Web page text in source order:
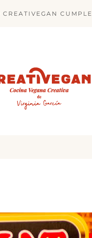
CUMPLE